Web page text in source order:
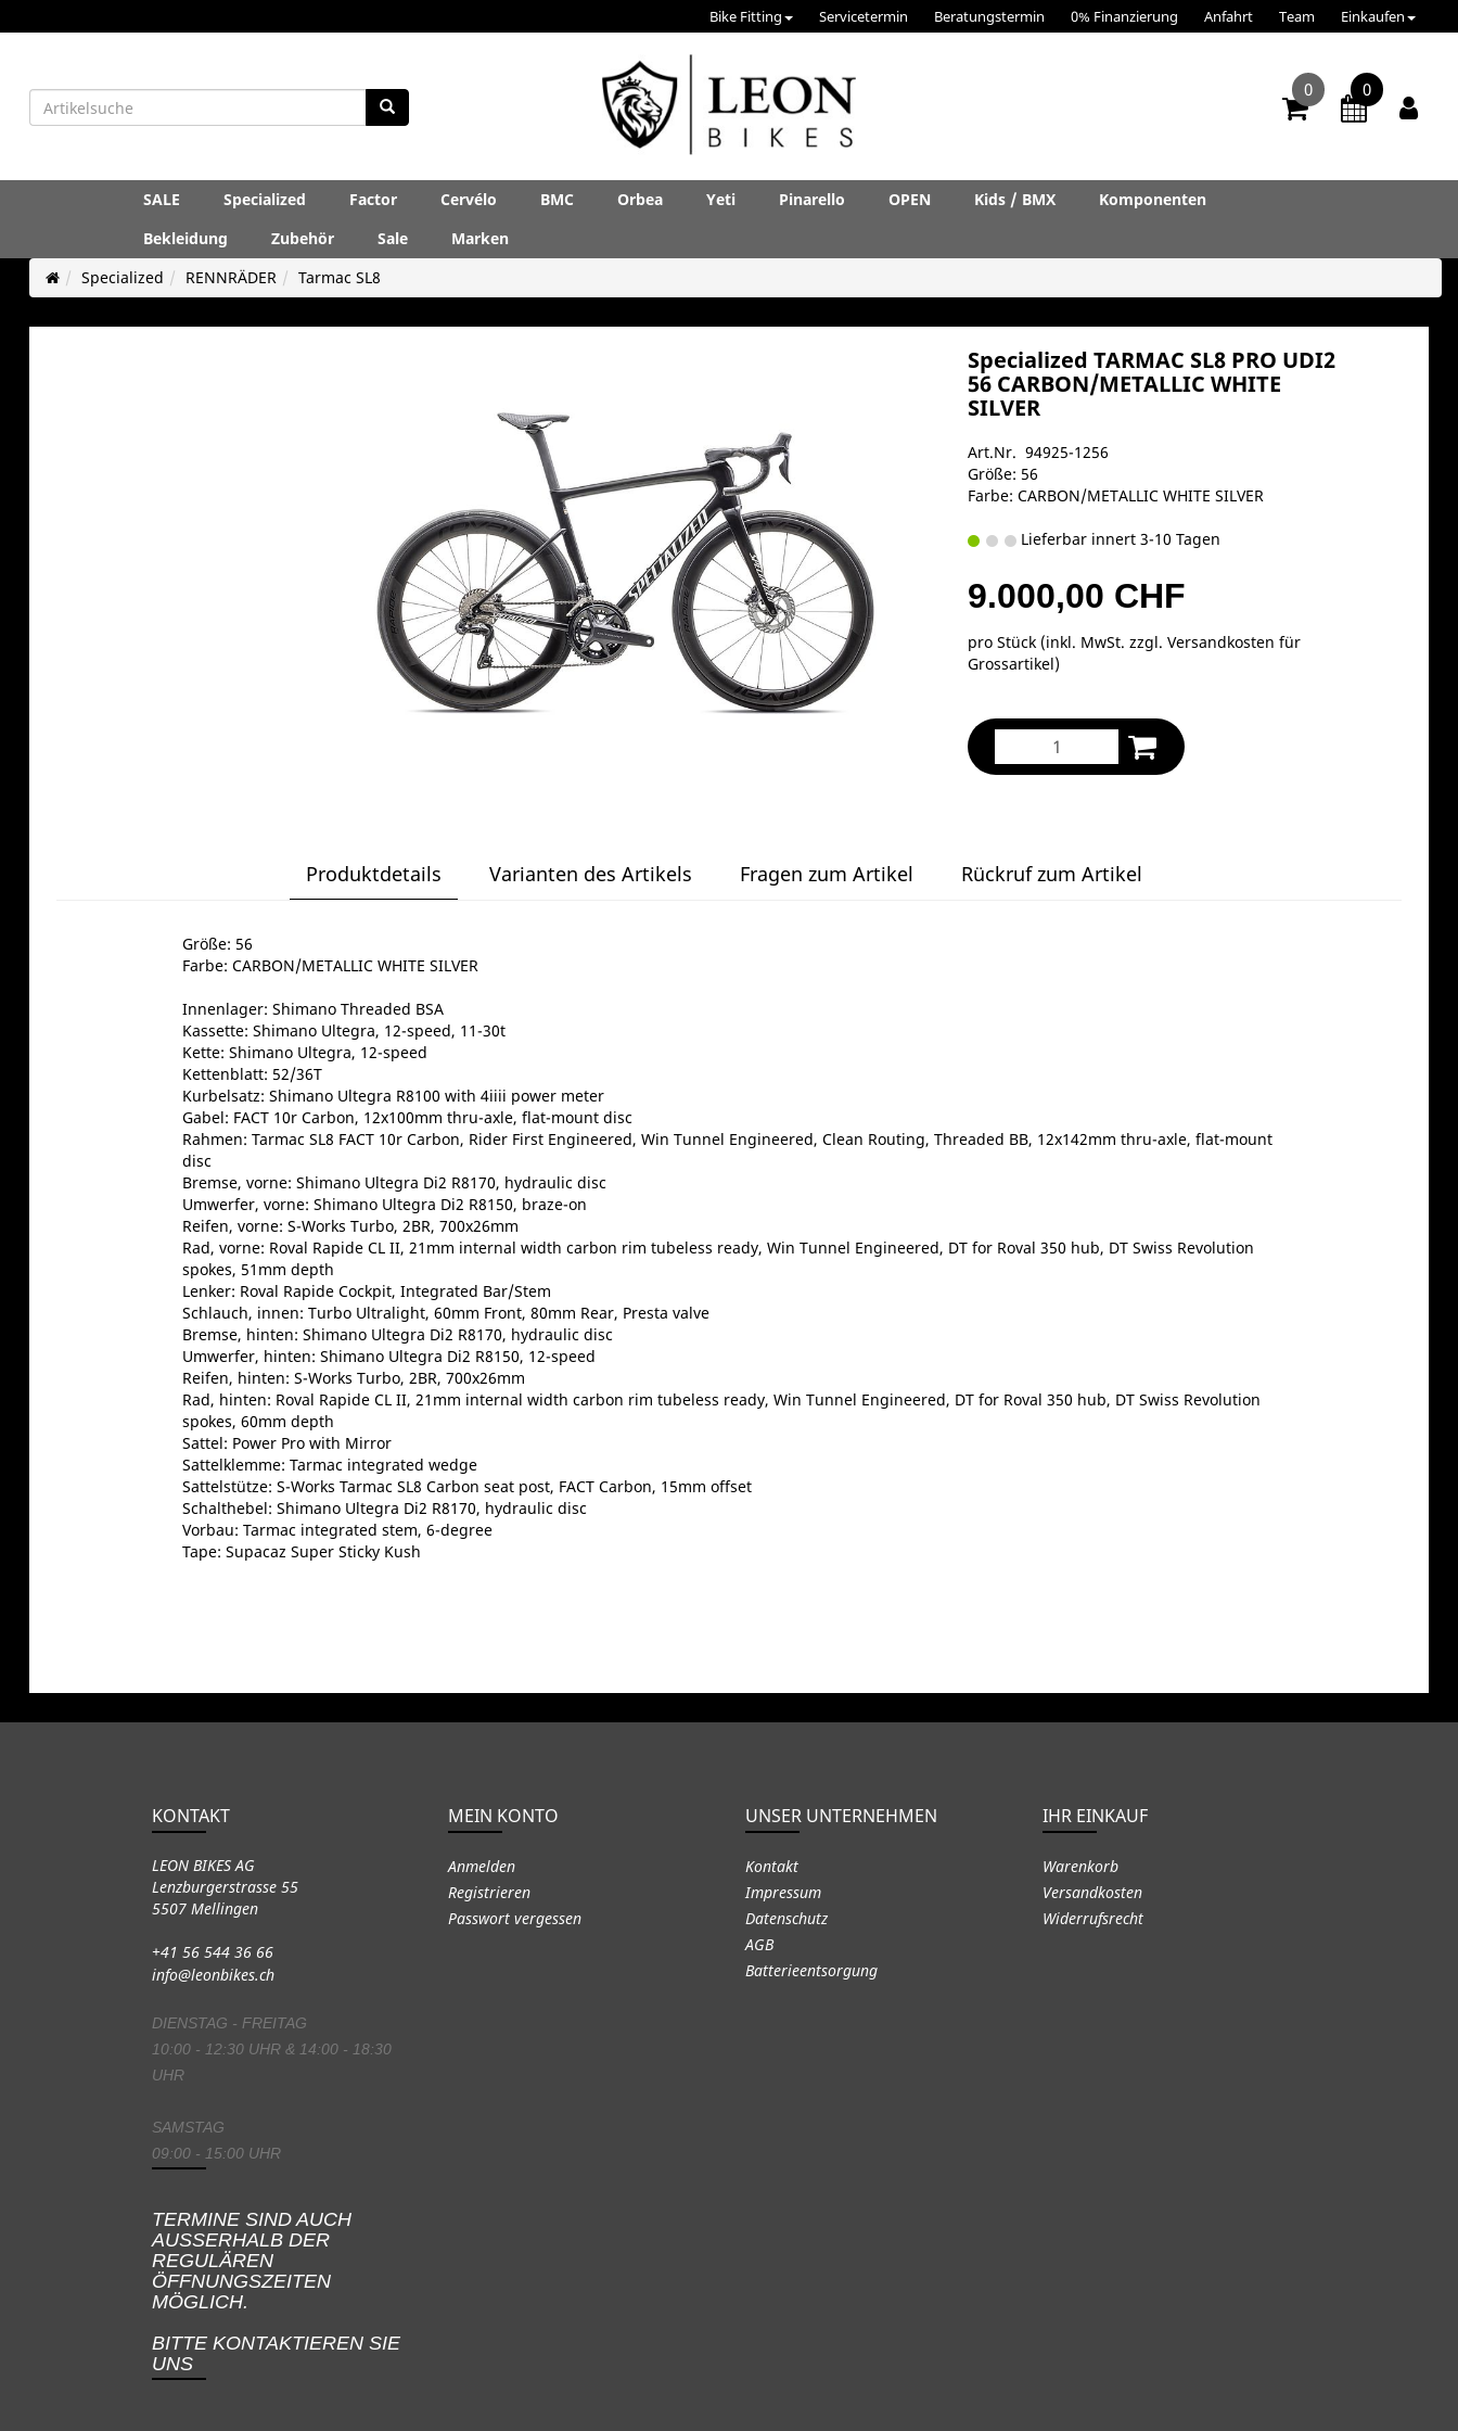
Bike Fitting Servicetermin Beratungstermin 0% Finanzierung Anfahrt Team Einkaufen
0 0
SALE Specialized Factor Cervélo BMC Orbea Yeti Pinarello OPEN Kids / BMX
Komponenten
Bekleidung
Zubehör Sale
Marken
Specialized
RENNRÄDER Tarmac SL8
Specialized TARMAC SL8 PRO UDI2
56 CARBON/METALLIC WHITE
SILVER
Art.Nr. 94925-1256
Größe: 56
Farbe: CARBON/METALLIC WHITE SILVER
Lieferbar innert 3-10 Tagen
9.000,00 CHF
pro Stück (inkl. MwSt. zzgl.Versandkosten für
Grossartikel)
Produktdetails Varianten des Artikels Fragen zum Artikel Rückruf zum Artikel
Größe: 56
Farbe: CARBON/METALLIC WHITE SILVER
Innenlager: Shimano Threaded BSA
Kassette: Shimano Ultegra, 12-speed, 11-30t
Kette: Shimano Ultegra, 12-speed
Kettenblatt: 52/36T
Kurbelsatz: Shimano Ultegra R8100 with 4iiii power meter
Gabel: FACT 10r Carbon, 12x100mm thru-axle, flat-mount disc
Rahmen: Tarmac SL8 FACT 10r Carbon, Rider First Engineered, Win Tunnel Engineered, Clean Routing, Threaded BB, 12x142mm thru-axle, flat-mount
disc
Bremse, vorne: Shimano Ultegra Di2 R8170, hydraulic disc
Umwerfer, vorne: Shimano Ultegra Di2 R8150, braze-on
Reifen, vorne: S-Works Turbo, 2BR, 700x26mm
Rad, vorne: Roval Rapide CL II, 21mm internal width carbon rim tubeless ready, Win Tunnel Engineered, DT for Roval 350 hub, DT Swiss Revolution
spokes, 51mm depth
Lenker: Roval Rapide Cockpit, Integrated Bar/Stem
Schlauch, innen: Turbo Ultralight, 60mm Front, 80mm Rear, Presta valve
Bremse, hinten: Shimano Ultegra Di2 R8170, hydraulic disc
Umwerfer, hinten: Shimano Ultegra Di2 R8150, 12-speed
Reifen, hinten: S-Works Turbo, 2BR, 700x26mm
Rad, hinten: Roval Rapide CL II, 21mm internal width carbon rim tubeless ready, Win Tunnel Engineered, DT for Roval 350 hub, DT Swiss Revolution
spokes, 60mm depth
Sattel: Power Pro with Mirror
Sattelklemme: Tarmac integrated wedge
Sattelstütze: S-Works Tarmac SL8 Carbon seat post, FACT Carbon, 15mm offset
Schalthebel: Shimano Ultegra Di2 R8170, hydraulic disc
Vorbau: Tarmac integrated stem, 6-degree
Tape: Supacaz Super Sticky Kush
KONTAKT
LEON BIKES AG
Lenzburgerstrasse 55
5507 Mellingen
+41 56 544 36 66
info@leonbikes.ch
DIENSTAG - FREITAG
10:00 - 12:30 UHR & 14:00 - 18:30
UHR
SAMSTAG
09:00 - 15:00 UHR
TERMINE SIND AUCH
AUSSERHALB DER
REGULÄREN
ÖFFNUNGSZEITEN
MÖGLICH.
BITTE KONTAKTIEREN SIE
UNS
MEIN KONTO
Anmelden
Registrieren
Passwort vergessen
UNSER UNTERNEHMEN
Kontakt
Impressum
Datenschutz
AGB
Batterieentsorgung
IHR EINKAUF
Warenkorb
Versandkosten
Widerrufsrecht